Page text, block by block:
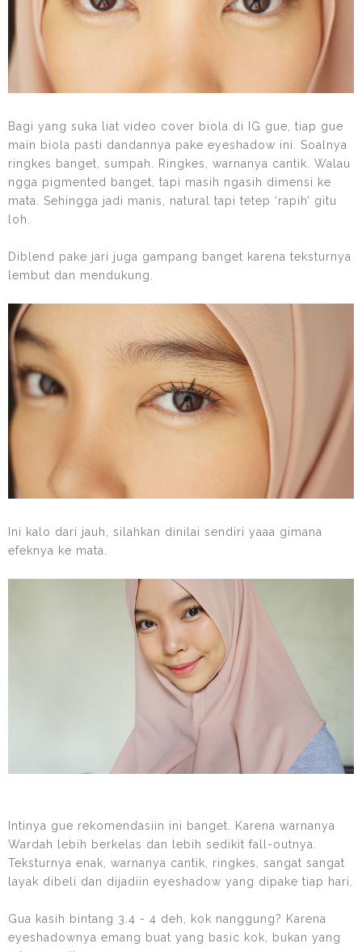
Bagi yang suka liat video cover biola di IG gue, tiap gue
main biola pasti dandannya pake eyeshadow ini. Soalnya
ringkes banget, sumpah. Ringkes, warnanya cantik. Walau
ngga pigmented banget, tapi masih ngasih dimensi ke
mata. Sehingga jadi manis, natural tapi tetep ‘rapih’ gitu
loh.
Diblend pake jari juga gampang banget karena teksturnya
lembut dan mendukung.
Ini kalo dari jauh, silahkan dinilai sendiri yaaa gimana
efeknya ke mata.
Intinya gue rekomendasiin ini banget. Karena warnanya
Wardah lebih berkelas dan lebih sedikit fall-outnya.
Teksturnya enak, warnanya cantik, ringkes, sangat sangat
layak dibeli dan dijadiin eyeshadow yang dipake tiap hari.
Gua kasih bintang 3.4 - 4 deh, kok nanggung? Karena
eyeshadownya emang buat yang basic kok, bukan yang